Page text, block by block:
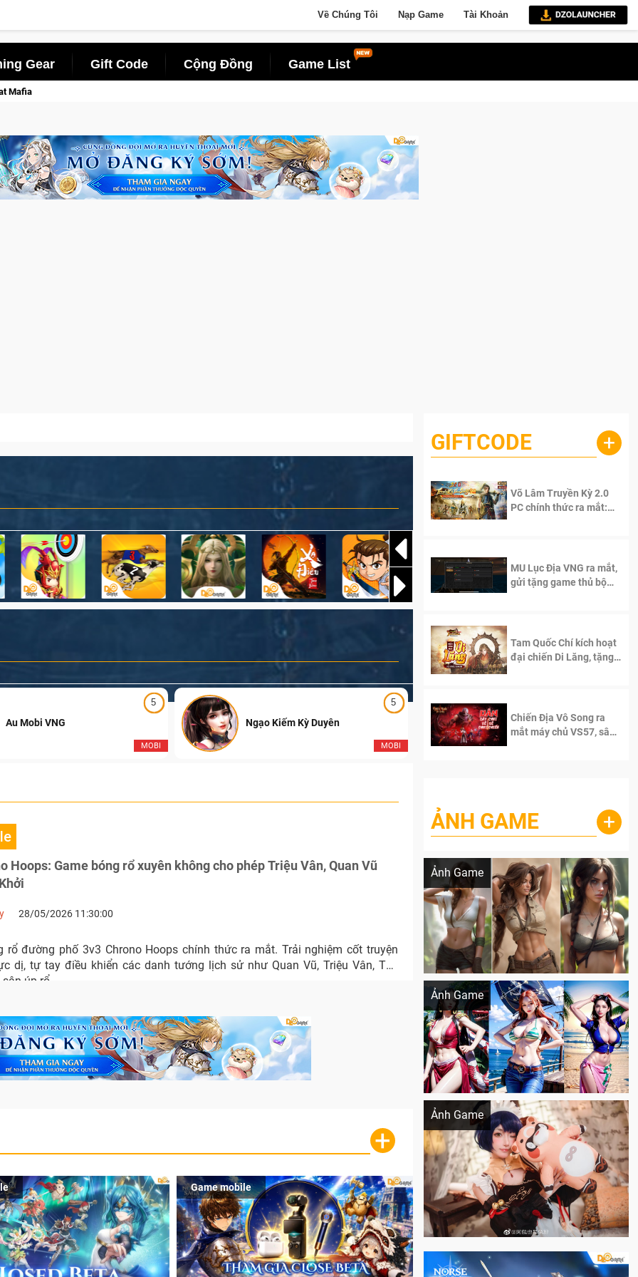
Về Chúng Tôi Nạp Game Tài Khoản
Gear Gift Code Cộng Đồng Game List
5
MOBI
Au Mobi VNG
5
MOBI
Ngạo Kiếm Kỳ Duyên Ngạo Thiên Mobile
Hoops: Game bóng rổ xuyên không cho phép Triệu Vân, Quan Vũ
28/05/2026 11:30:00
rổ đường phố 3v3 Chrono Hoops chính thức ra mắt. Trải nghiệm cốt truyện
dị, tự tay điều khiển các danh tướng lịch sử như Quan Vũ, Triệu Vân, Tào
úp rổ.
+
Game mobile
GIFTCODE +
Võ Lâm Truyền Kỳ 2.0
PC chính thức ra mắt:
MU Lục Địa VNG ra mắt,
gửi tặng game thủ bộ
Tam Quốc Chí kích hoạt
đại chiến Di Lăng, tặng
Chiến Địa Vô Song ra
mắt máy chủ VS57, sân
ẢNH GAME +
Ảnh Game
Lala Croft vừa nóng vừa xinh dưới nét vẽ
Ảnh Game
Khi AI Cosplay gái đẹp One Piece
Ảnh Game
Cosplay Xiangling siêu cute